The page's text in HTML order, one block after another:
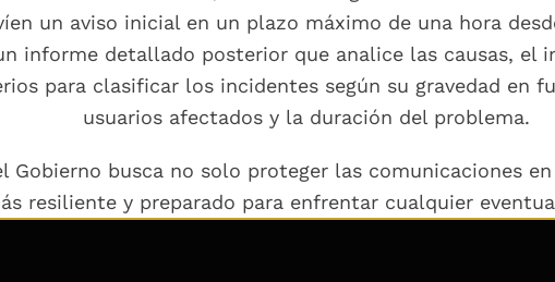
un aviso inicial en un plazo máximo de una hora
informe detallado posterior que analice las causas, el
para clasificar los incidentes según su gravedad en
usuarios afectados y la duración del problema.
Gobierno busca no solo proteger las comunicaciones
resiliente y preparado para enfrentar cualquier